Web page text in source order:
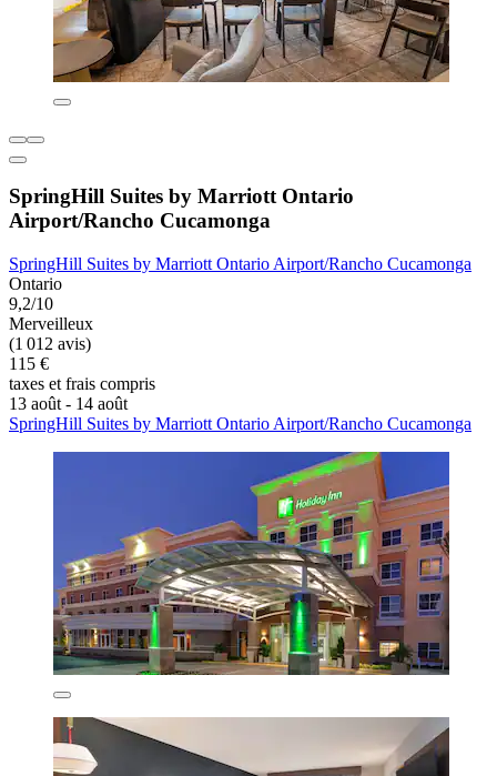
SpringHill Suites by Marriott Ontario
Airport/Rancho Cucamonga
SpringHill Suites by Marriott Ontario Airport/Rancho Cucamonga
Ontario
9,2/10
Merveilleux
(1 012 avis)
115 €
taxes et frais compris
13 août - 14 août
SpringHill Suites by Marriott Ontario Airport/Rancho Cucamonga